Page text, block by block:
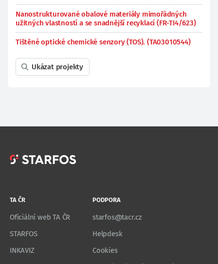
Nanostrukturované obalové materiály mimořádných
užitných vlastností a se snadnější recyklací (FR-TI4/623)
Tištěné optické chemické senzory (TOS). (TA03010544)
Ukázat projekty
TA ČR
Oficiální web TA ČR
STARFOS
INKAVIZ
PODPORA
starfos@tacr.cz
Helpdesk
Cookies